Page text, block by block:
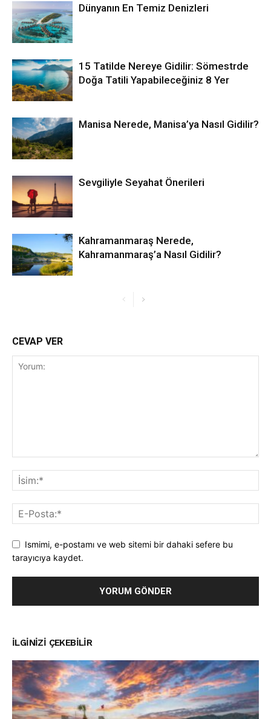
Dünyanın En Temiz Denizleri
15 Tatilde Nereye Gidilir: Sömestrde
Doğa Tatili Yapabileceğiniz 8 Yer
Manisa Nerede, Manisa’ya Nasıl Gidilir?
Sevgiliyle Seyahat Önerileri
Kahramanmaraş Nerede,
Kahramanmaraş’a Nasıl Gidilir?
CEVAP VER
Ismimi, e-postamı ve web sitemi bir dahaki sefere bu
tarayıcıya kaydet.
İLGINIZI ÇEKEBILIR